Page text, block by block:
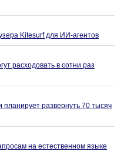
Kitesurf для ИИ-агентов
расходовать в сотни раз
развернуть 70 тысяч
на естественном языке